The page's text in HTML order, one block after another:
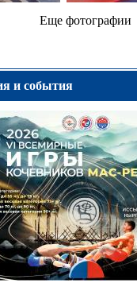
Еще фотографии
и события